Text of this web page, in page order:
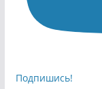
Подпишись!